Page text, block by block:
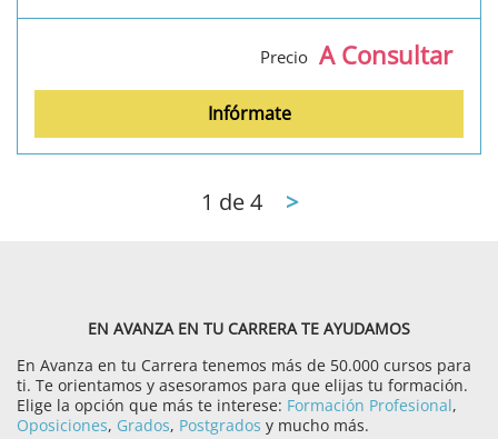
Precio A Consultar
Infórmate
1 de 4 >
EN AVANZA EN TU CARRERA TE AYUDAMOS
En Avanza en tu Carrera tenemos más de 50.000 cursos para
ti. Te orientamos y asesoramos para que elijas tu formación.
Elige la opción que más te interese: Formación Profesional,
Oposiciones, Grados, Postgrados y mucho más.